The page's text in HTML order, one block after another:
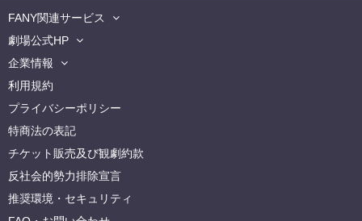
FANY関連サービス
劇場公式HP
企業情報
利用規約
プライバシーポリシー
特商法の表記
チケット販売及び観劇約款
反社会的勢力排除宣言
推奨環境・セキュリティ